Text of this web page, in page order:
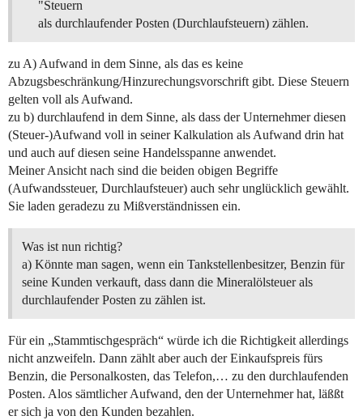
"Steuern
als durchlaufender Posten (Durchlaufsteuern) zählen.
zu A) Aufwand in dem Sinne, als das es keine
Abzugsbeschränkung/Hinzurechungsvorschrift gibt. Diese Steuern
gelten voll als Aufwand.
zu b) durchlaufend in dem Sinne, als dass der Unternehmer diesen
(Steuer-)Aufwand voll in seiner Kalkulation als Aufwand drin hat
und auch auf diesen seine Handelsspanne anwendet.
Meiner Ansicht nach sind die beiden obigen Begriffe
(Aufwandssteuer, Durchlaufsteuer) auch sehr unglücklich gewählt.
Sie laden geradezu zu Mißverständnissen ein.
Was ist nun richtig?
a) Könnte man sagen, wenn ein Tankstellenbesitzer, Benzin für
seine Kunden verkauft, dass dann die Mineralölsteuer als
durchlaufender Posten zu zählen ist.
Für ein „Stammtischgespräch“ würde ich die Richtigkeit allerdings
nicht anzweifeln. Dann zählt aber auch der Einkaufspreis fürs
Benzin, die Personalkosten, das Telefon,… zu den durchlaufenden
Posten. Alos sämtlicher Aufwand, den der Unternehmer hat, läßßt
er sich ja von den Kunden bezahlen.